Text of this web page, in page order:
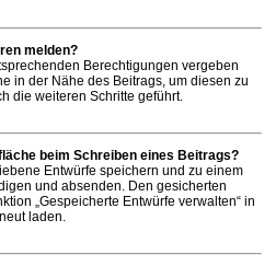
melden?
Berechtigungen vergeben
in der Nähe des Beitrags, um diesen zu
die weiteren Schritte geführt.
beim Schreiben eines Beitrags?
Entwürfe speichern und zu einem
und absenden. Den gesicherten
„Gespeicherte Entwürfe verwalten“ in
laden.